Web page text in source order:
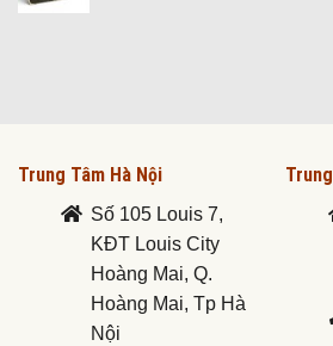
Trung Tâm Hà Nội
Số 105 Louis 7,
KĐT Louis City
Hoàng Mai, Q.
Hoàng Mai, Tp Hà
Nội